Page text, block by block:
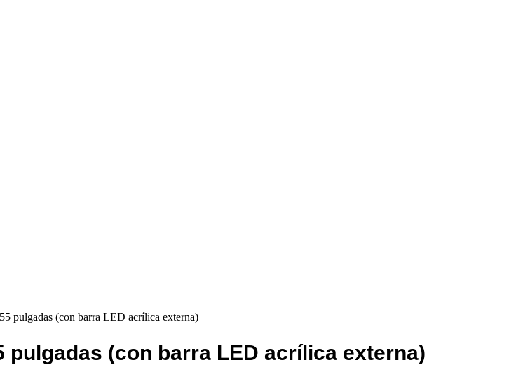
pulgadas (con barra LED acrílica externa)
(con barra LED acrílica externa)